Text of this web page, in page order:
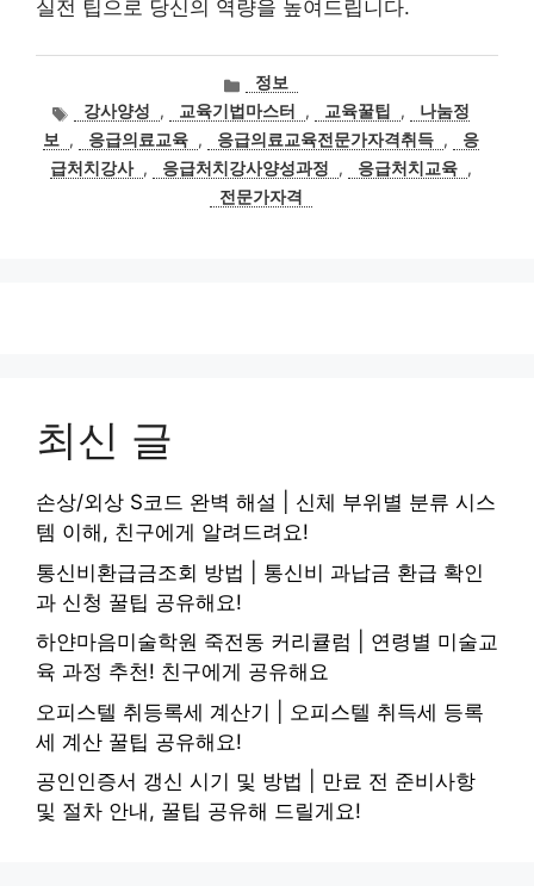
실전 팁으로 당신의 역량을 높여드립니다.
카
테
고
리
정보
태강사양성 , 교육기법마스터 , 교육꿀팁 ,
나눔정
보
, 응급의료교육 , 응급의료교육전문가자격취득 ,
응
급처치강사 , 응급처치강사양성과정 , 응급처치교육 ,
전문가자격
최신 글
손상/외상 S코드 완벽 해설 | 신체 부위별 분류 시스
템 이해, 친구에게 알려드려요!
통신비환급금조회 방법 | 통신비 과납금 환급 확인
과 신청 꿀팁 공유해요!
하얀마음미술학원 죽전동 커리큘럼 | 연령별 미술교
육 과정 추천! 친구에게 공유해요
오피스텔 취등록세 계산기 | 오피스텔 취득세 등록
세 계산 꿀팁 공유해요!
공인인증서 갱신 시기 및 방법 | 만료 전 준비사항
및 절차 안내, 꿀팁 공유해 드릴게요!